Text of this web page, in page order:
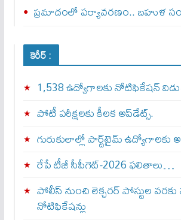
ప్రమాదంలో పర్యావరణం.. బహుళ
కెరీర్ :
1,538 ఉద్యోగాలకు నోటిఫికేషన్
పోటీ పరీక్షలకు కీలక అప్‌డేట్స్.
గురుకులాల్లో పార్ట్‌టైమ్ ఉద్యోగాలకు
రేపే టీజీ సీపీగెట్‌-2026 ఫలితాలు…
పోలీస్ నుంచి లెక్చరర్ పోస్టుల వరకు
నోటిఫికేషన్లు